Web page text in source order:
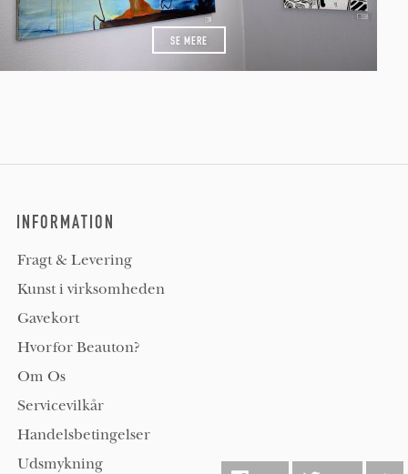
SE MERE
INFORMATION
Fragt & Levering
Kunst i virksomheden
Gavekort
Hvorfor Beauton?
Om Os
Servicevilkår
Handelsbetingelser
Udsmykning